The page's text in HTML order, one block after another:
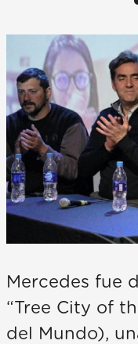
Mercedes fue
“Tree City of
del Mundo),